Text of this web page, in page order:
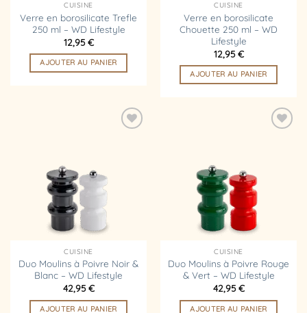
CUISINE
Verre en borosilicate Trefle
250 ml – WD Lifestyle
12,95€
AJOUTER AU PANIER
CUISINE
Verre en borosilicate
Chouette 250 ml – WD
Lifestyle
12,95€
AJOUTER AU PANIER
CUISINE
Duo Moulins à Poivre Noir &
Blanc – WD Lifestyle
42,95€
AJOUTER AU PANIER
CUISINE
Duo Moulins à Poivre Rouge
& Vert – WD Lifestyle
42,95€
AJOUTER AU PANIER